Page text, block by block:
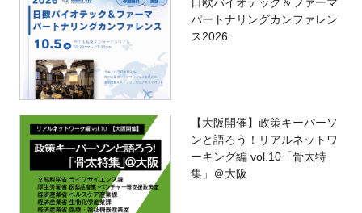
パートナリングカンファレン
ス2026
【大阪開催】政策キーパーソ
ンと語ろう！リアルネットワ
ーキング編 vol.10「骨太特
集」＠大阪